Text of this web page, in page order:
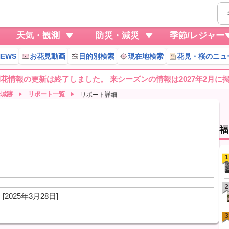
天気・観測 防災・減災 季節/レジャー
お花見動画 目的別検索 現在地検索 花見・桜のニュ
情報の更新は終了しました。 来シーズンの情報は2027年2月に
跡 リポート一覧 リポート詳細
[2025年3月28日]
1
2
3